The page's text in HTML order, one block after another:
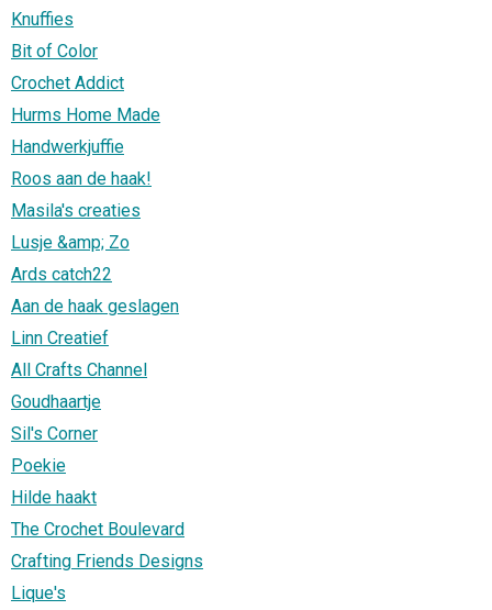
Knuffies
Bit of Color
Crochet Addict
Hurms Home Made
Handwerkjuffie
Roos aan de haak!
Masila's creaties
Lusje &amp; Zo
Ards catch22
Aan de haak geslagen
Linn Creatief
All Crafts Channel
Goudhaartje
Sil's Corner
Poekie
Hilde haakt
The Crochet Boulevard
Crafting Friends Designs
Lique's